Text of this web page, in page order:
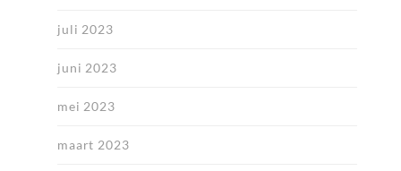
juli 2023
juni 2023
mei 2023
maart 2023